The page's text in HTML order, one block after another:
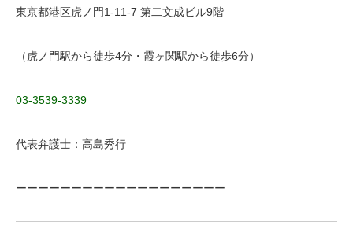
東京都港区虎ノ門1-11-7 第二文成ビル9階
（虎ノ門駅から徒歩4分・霞ヶ関駅から徒歩6分）
03-3539-3339
代表弁護士：高島秀行
ーーーーーーーーーーーーーーーーーーー